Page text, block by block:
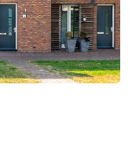
ZWOLLE